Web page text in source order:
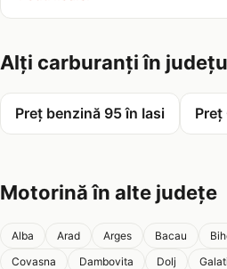
Alți carburanți în
Preț benzină 95 în Iasi Preț
Motorină în alte județe
Alba Arad Arges Bacau
Covasna
Dambovita Dolj Galati